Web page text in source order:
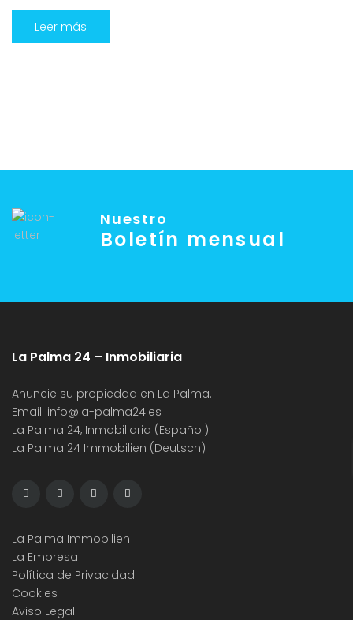
Viviendas en Canarias, que establece un marco
normativo integral para las viviendas vacacionales (VV)
Leer más
Nuestro
Boletín mensual
La Palma 24 – Inmobiliaria
Anuncie su propiedad en La Palma.
Email: info@la-palma24.es
La Palma 24, Inmobiliaria (Español)
La Palma 24 Immobilien (Deutsch)
La Palma Immobilien
La Empresa
Política de Privacidad
Cookies
Aviso Legal